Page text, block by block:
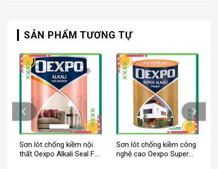
SẢN PHẨM TƯƠNG TỰ
Sơn lót chống kiềm nội
thất Oexpo Alkali Seal For
Sơn lót chống kiềm công
nghệ cao Oexpo Super